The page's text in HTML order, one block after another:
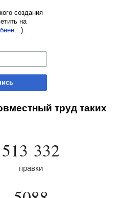
создания
на
):
труд таких
513 332
правки